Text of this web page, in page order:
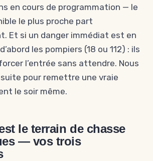
en cours de programmation — le
le plus proche part
Et si un danger immédiat est en
les pompiers (18 ou 112) : ils
l’entrée sans attendre. Nous
pour remettre une vraie
le soir même.
le terrain de chasse
— vos trois